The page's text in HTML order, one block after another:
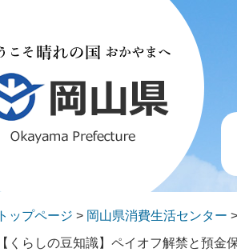
トップページ > 岡山県消費生活センター >
【くらしの豆知識】ペイオフ解禁と預金